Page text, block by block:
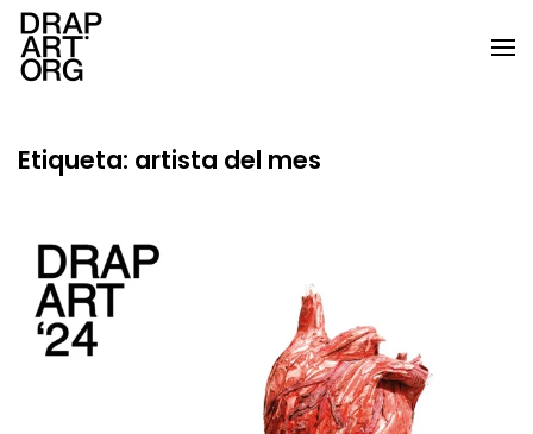
Skip to main content
Etiqueta: artista del mes